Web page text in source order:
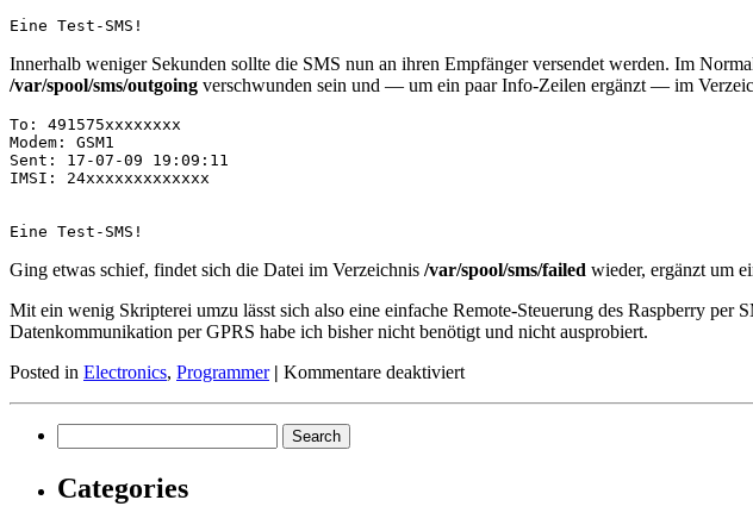
Eine Test-SMS!
Innerhalb weniger Sekunden sollte die SMS nun an ihren Empfänger versendet werden. Im
/var/spool/sms/outgoing verschwunden sein und — um ein paar Info-Zeilen ergänzt — im
To: 491575xxxxxxxx
Modem: GSM1
Sent: 17-07-09 19:09:11
IMSI: 24xxxxxxxxxxxxx
Ging etwas schief, findet sich die Datei im Verzeichnis /var/spool/sms/failed wieder, ergänzt um
Mit ein wenig Skripterei umzu lässt sich also eine einfache Remote-Steuerung des Raspberry per
Datenkommunikation per GPRS habe ich bisher nicht benötigt und nicht ausprobiert.
Posted in Electronics, Programmer | Kommentare deaktiviertfür
Categories